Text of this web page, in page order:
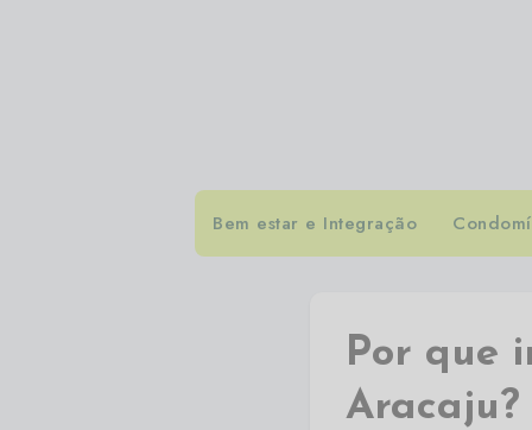
Bem estar e Integração
Por que
Aracaju?